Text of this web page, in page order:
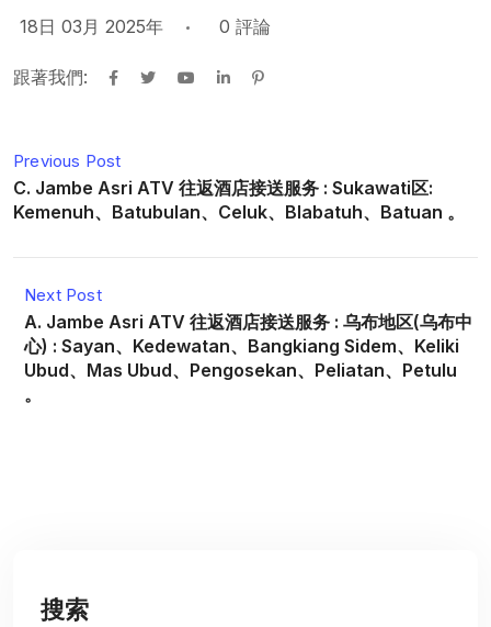
18日 03月 2025年 0 評論
跟著我們:
Previous Post
C. Jambe Asri ATV 往返酒店接送服务 : Sukawati区:
Kemenuh、Batubulan、Celuk、Blabatuh、Batuan 。
Next Post
A. Jambe Asri ATV 往返酒店接送服务 : 乌布地区(乌布中
心) : Sayan、Kedewatan、Bangkiang Sidem、Keliki
Ubud、Mas Ubud、Pengosekan、Peliatan、Petulu
。
搜索